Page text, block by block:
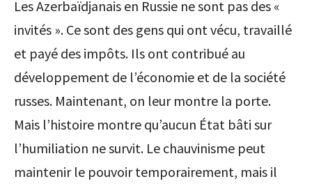
Les Azerbaïdjanais en Russie ne sont pas des «
invités ». Ce sont des gens qui ont vécu, travaillé
et payé des impôts. Ils ont contribué au
développement de l’économie et de la société
russes. Maintenant, on leur montre la porte.
Mais l’histoire montre qu’aucun État bâti sur
l’humiliation ne survit. Le chauvinisme peut
maintenir le pouvoir temporairement, mais il